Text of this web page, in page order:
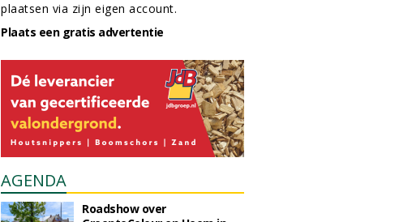
plaatsen via zijn eigen account.
Plaats een gratis advertentie
AGENDA
Roadshow over